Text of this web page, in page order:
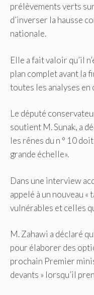
prélèvements verts
d’inverser la hausse
nationale.
Elle a fait valoir qu’il
plan complet avant la
toutes les analyses
Le député
soutient M. Sunak, a
les rênes du n ° 10
grande échelle».
Dans une interview
appelé à un nouveau
vulnérables et celles
M. Zahawi a déclaré
pour élaborer des
prochain Premier
devants » lorsqu’il